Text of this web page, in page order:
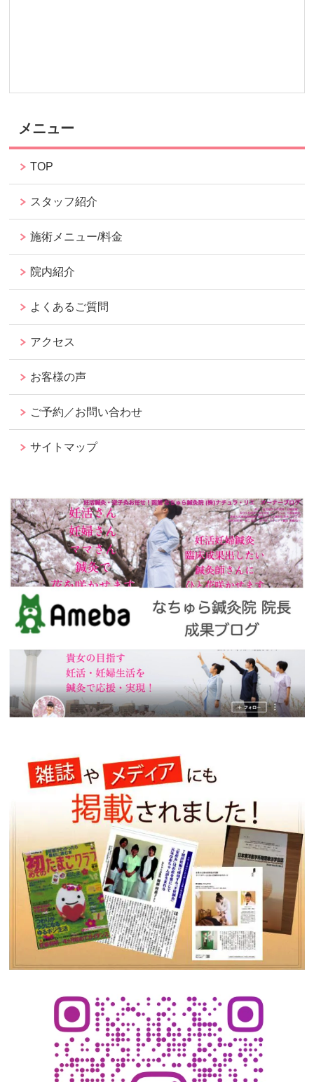
メニュー
TOP
スタッフ紹介
施術メニュー/料金
院内紹介
よくあるご質問
アクセス
お客様の声
ご予約／お問い合わせ
サイトマップ